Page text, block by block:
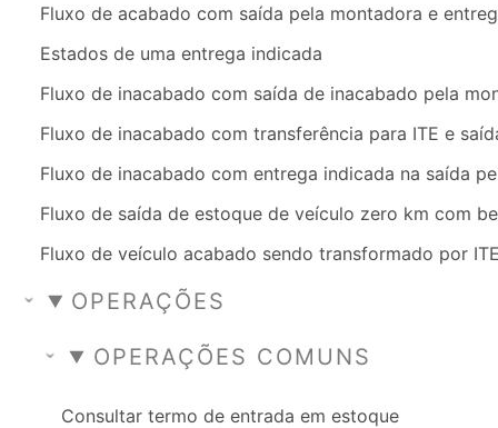
Fluxo de acabado com saída pela montadora e
Estados de uma entrega indicada
Fluxo de inacabado com saída de inacabado pela
Fluxo de inacabado com transferência para ITE e
Fluxo de inacabado com entrega indicada na saída
Fluxo de saída de estoque de veículo zero km com
Fluxo de veículo acabado sendo transformado por
OPERAÇÕES
OPERAÇÕES COMUNS
Consultar termo de entrada em estoque